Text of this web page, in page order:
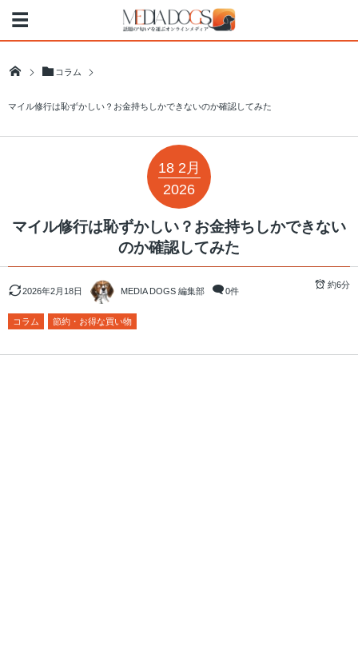
コラム
マイル修行は恥ずかしい？お金持ちしかできないのか確認してみた
18 2月
2026
マイル修行は恥ずかしい？お金持ちしかできない
のか確認してみた
2026年2月18日 MEDIA DOGS 編集部 0件
約6分
コラム 節約・お得な買い物